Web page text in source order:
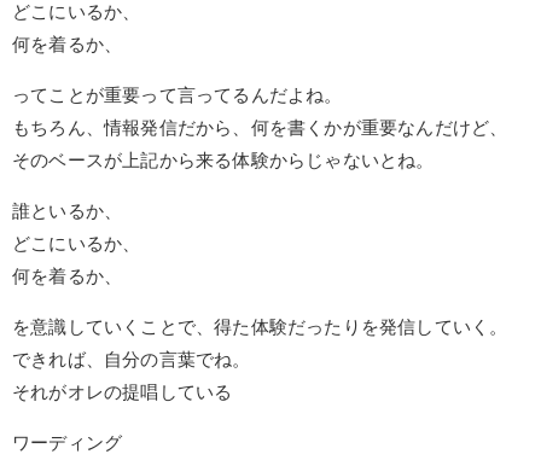
どこにいるか、
何を着るか、
ってことが重要って言ってるんだよね。
もちろん、情報発信だから、何を書くかが重要なんだけど、
そのベースが上記から来る体験からじゃないとね。
誰といるか、
どこにいるか、
何を着るか、
を意識していくことで、得た体験だったりを発信していく。
できれば、自分の言葉でね。
それがオレの提唱している
ワーディング